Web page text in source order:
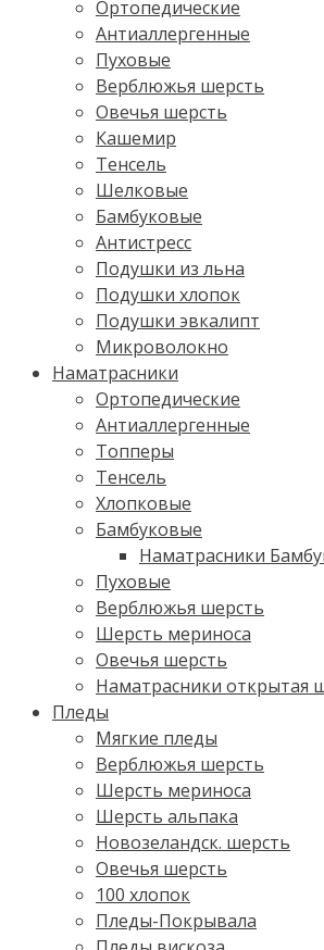
Ортопедические
Антиаллергенные
Пуховые
Верблюжья шерсть
Овечья шерсть
Кашемир
Тенсель
Шелковые
Бамбуковые
Антистресс
Подушки из льна
Подушки хлопок
Подушки эвкалипт
Микроволокно
Наматрасники
Ортопедические
Антиаллергенные
Топперы
Тенсель
Хлопковые
Бамбуковые
Наматрасники
Пуховые
Верблюжья шерсть
Шерсть мериноса
Овечья шерсть
Наматрасники открытая
Пледы
Мягкие пледы
Верблюжья шерсть
Шерсть мериноса
Шерсть альпака
Новозеландск. шерсть
Овечья шерсть
100 хлопок
Пледы-Покрывала